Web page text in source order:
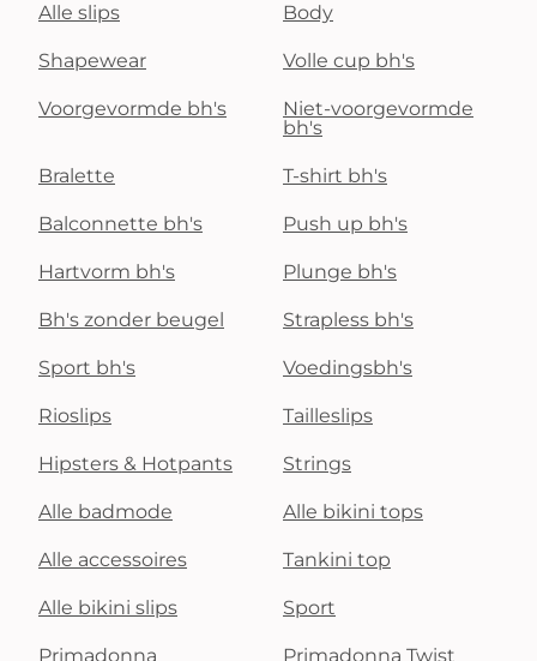
Alle slips Body
Shapewear Volle cup bh's
Voorgevormde bh's
Niet-voorgevormde
bh's
Bralette T-shirt bh's
Balconnette bh's Push up bh's
Hartvorm bh's Plunge bh's
Bh's zonder beugel Strapless bh's
Sport bh's Voedingsbh's
Rioslips Tailleslips
Hipsters & Hotpants Strings
Alle badmode Alle bikini tops
Alle accessoires Tankini top
Alle bikini slips Sport
Primadonna Primadonna Twist